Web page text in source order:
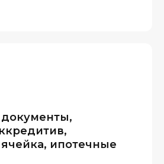
ипотечные